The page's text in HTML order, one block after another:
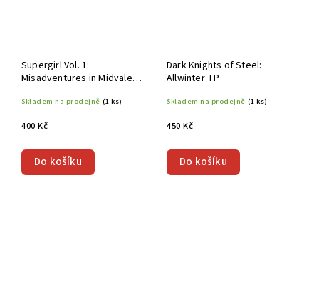
Supergirl Vol. 1:
Misadventures in Midvale
Skladem na prodejně (1 ks)
400 Kč
Do košíku
Dark Knights of Steel:
Allwinter TP
Skladem na prodejně (1 ks)
450 Kč
Do košíku